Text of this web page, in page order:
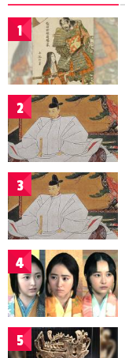
1
2
3
4
5